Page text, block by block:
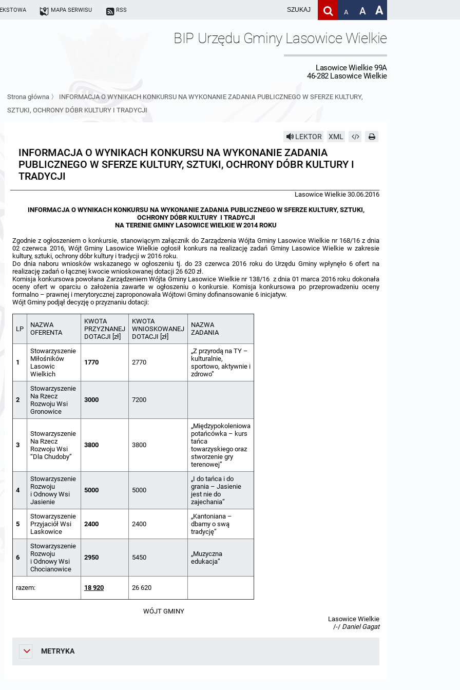
MAPA SERWISU RSS A A A
BIP Urzędu Gminy Lasowice Wielkie
Lasowice Wielkie 99A
46-282 Lasowice Wielkie
Strona główna 〉 INFORMACJA O WYNIKACH KONKURSU NA WYKONANIE ZADANIA PUBLICZNEGO W SFERZE KULTURY,
SZTUKI, OCHRONY DÓBR KULTURY I TRADYCJI
LEKTOR XML
INFORMACJA O WYNIKACH KONKURSU NA WYKONANIE ZADANIA
PUBLICZNEGO W SFERZE KULTURY, SZTUKI, OCHRONY DÓBR KULTURY I
TRADYCJI
Lasowice Wielkie 30.06.2016
INFORMACJA O WYNIKACH KONKURSU NA WYKONANIE ZADANIA PUBLICZNEGO W SFERZE KULTURY, SZTUKI,
OCHRONY DÓBR KULTURY I TRADYCJI
NA TERENIE GMINY LASOWICE WIELKIE W 2014 ROKU
Zgodnie z ogłoszeniem o konkursie, stanowiącym załącznik do Zarządzenia Wójta Gminy Lasowice Wielkie nr 168/16 z dnia
02 czerwca 2016, Wójt Gminy Lasowice Wielkie ogłosił konkurs na realizację zadań Gminy Lasowice Wielkie w zakresie
kultury, sztuki, ochrony dóbr kultury i tradycji w 2016 roku.
Do dnia naboru wniosków wskazanego w ogłoszeniu tj. do 23 czerwca 2016 roku do Urzędu Gminy wpłynęło 6 ofert na
realizację zadań o łącznej kwocie wnioskowanej dotacji 26 620 zł.
Komisja konkursowa powołana Zarządzeniem Wójta Gminy Lasowice Wielkie nr 138/16 z dnia 01 marca 2016 roku dokonała
oceny ofert w oparciu o założenia zawarte w ogłoszeniu o konkursie. Komisja konkursowa po przeprowadzeniu oceny
formalno – prawnej i merytorycznej zaproponowała Wójtowi Gminy dofinansowanie 6 inicjatyw.
Wójt Gminy podjął decyzję o przyznaniu dotacji:
LP
NAZWA
OFERENTA
KWOTA
PRZYZNANEJ
DOTACJI [zł]
KWOTA
WNIOSKOWANEJ
DOTACJI [zł]
NAZWA
ZADANIA
1
Stowarzyszenie
Miłośników
Lasowic
Wielkich
1770 2770
„Z przyrodą na TY –
kulturalnie,
sportowo, aktywnie i
zdrowo”
2
Stowarzyszenie
Na Rzecz
Rozwoju Wsi
Gronowice
3000 7200
3
Stowarzyszenie
Na Rzecz
Rozwoju Wsi
“Dla Chudoby”
3800 3800
„Międzypokoleniowa
potańcówka – kurs
tańca
towarzyskiego oraz
stworzenie gry
terenowej”
4
Stowarzyszenie
Rozwoju
i Odnowy Wsi
Jasienie
5000 5000
„I do tańca i do
grania – Jasienie
jest nie do
zajechania”
5
Stowarzyszenie
Przyjaciół Wsi
Laskowice
2400 2400
„Kantoniana –
dbamy o swą
tradycję”
6
Stowarzyszenie
Rozwoju
i Odnowy Wsi
Chocianowice
2950 5450
„Muzyczna
edukacja”
razem: 18 920 26 620
WÓJT GMINY
Lasowice Wielkie
/-/ Daniel Gagat
METRYKA